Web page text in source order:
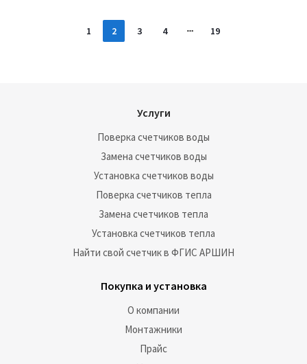
1 2 3 4 19
Услуги
Поверка счетчиков воды
Замена счетчиков воды
Установка счетчиков воды
Поверка счетчиков тепла
Замена счетчиков тепла
Установка счетчиков тепла
Найти свой счетчик в ФГИС АРШИН
Покупка и установка
О компании
Монтажники
Прайс